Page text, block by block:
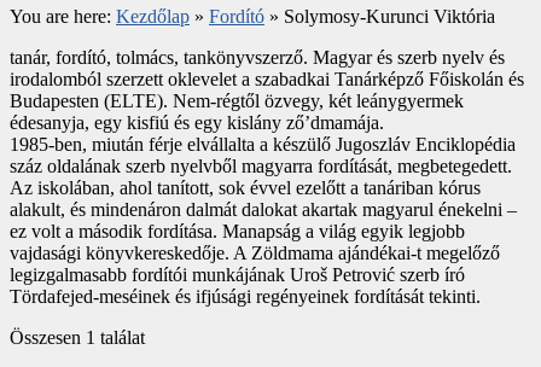
You are here: Kezdőlap » Fordító » Solymosy-Kurunci Viktória
tanár, fordító, tolmács, tankönyvszerző. Magyar és szerb nyelv és
irodalomból szerzett oklevelet a szabadkai Tanárképző Főiskolán és
Budapesten (ELTE). Nem-régtől özvegy, két leánygyermek
édesanyja, egy kisfiú és egy kislány ző’dmamája.
1985-ben, miután férje elvállalta a készülő Jugoszláv Enciklopédia
száz oldalának szerb nyelvből magyarra fordítását, megbetegedett.
Az iskolában, ahol tanított, sok évvel ezelőtt a tanáriban kórus
alakult, és mindenáron dalmát dalokat akartak magyarul énekelni –
ez volt a második fordítása. Manapság a világ egyik legjobb
vajdasági könyvkereskedője. A Zöldmama ajándékai-t megelőző
legizgalmasabb fordítói munkájának Uroš Petrović szerb író
Tördafejed-meséinek és ifjúsági regényeinek fordítását tekinti.
Összesen 1 találat